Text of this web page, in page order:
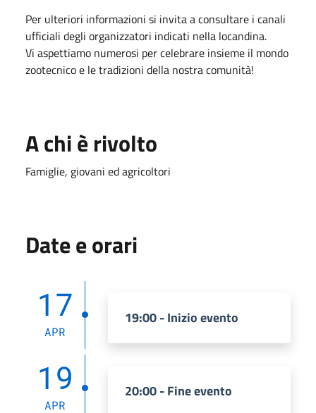
Per ulteriori informazioni si invita a consultare i canali
ufficiali degli organizzatori indicati nella locandina.
Vi aspettiamo numerosi per celebrare insieme il mondo
zootecnico e le tradizioni della nostra comunità!
A chi è rivolto
Famiglie, giovani ed agricoltori
Date e orari
17
APR
19:00 - Inizio evento
19
APR
20:00 - Fine evento